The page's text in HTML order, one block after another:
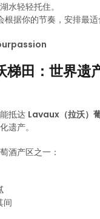
水轻轻托住。
据你的节奏，安排最适
梯田：世界遗
抵达 Lavaux（拉沃）
遗产。
酒产区之一：
间